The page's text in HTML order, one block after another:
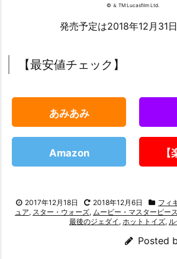
© ＆ TM Lucasfilm Ltd.
発売予定は2018年12月31日
【最安値チェック】
あみあみ
Amazon
2017年12月18日 2018年12月6日 フィ
ュア, スター・ウォーズ, ムービー・マスターピース
最後のジェダイ , ホットトイズ,
Posted